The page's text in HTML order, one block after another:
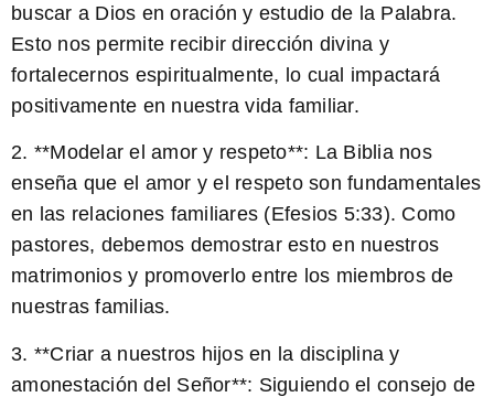
buscar a Dios en oración y estudio de la Palabra.
Esto nos permite recibir dirección divina y
fortalecernos espiritualmente, lo cual impactará
positivamente en nuestra vida familiar.
2. **Modelar el amor y respeto**: La Biblia nos
enseña que el amor y el respeto son fundamentales
en las relaciones familiares (Efesios 5:33). Como
pastores, debemos demostrar esto en nuestros
matrimonios y promoverlo entre los miembros de
nuestras familias.
3. **Criar a nuestros hijos en la disciplina y
amonestación del Señor**: Siguiendo el consejo de